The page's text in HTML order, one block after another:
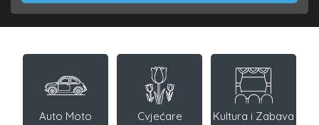
Auto Moto Cvjećare Kultura i Zabava